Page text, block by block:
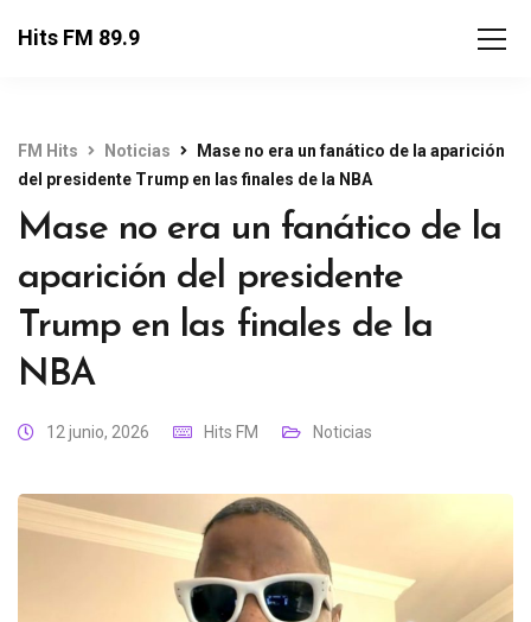
Hits FM 89.9
FM Hits Noticias
Mase no era un fanático de la aparición
del presidente Trump en las finales de la NBA
Mase no era un fanático de la
aparición del presidente
Trump en las finales de la
NBA
12 junio, 2026 Hits FM Noticias